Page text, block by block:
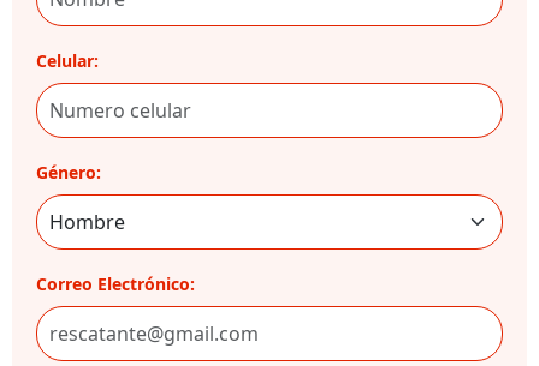
Celular:
Género:
Correo Electrónico: